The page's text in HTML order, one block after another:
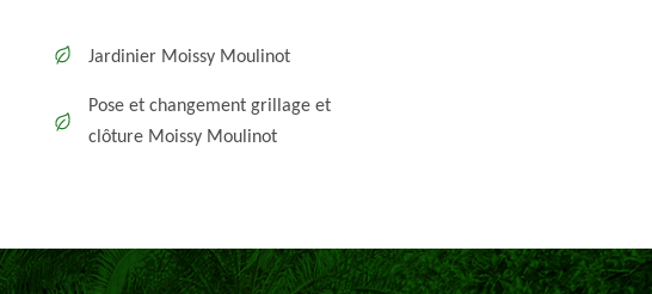
Jardinier Moissy Moulinot
Pose et changement grillage et
clôture Moissy Moulinot